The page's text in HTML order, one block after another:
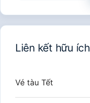
Liên kết hữu ích
Vé tàu Tết